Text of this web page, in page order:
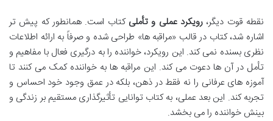
نقطه قوت دیگر، رویکرد عملی و تأملی کتاب است. همانطور که پیش تر
اشاره شد، کتاب در قالب «مراقبه ها» طراحی شده و صرفاً به ارائه اطلاعات
نظری بسنده نمی کند. این رویکرد، خواننده را به درگیری فعال با مفاهیم و
تأمل در آن ها دعوت می کند. این مراقبه ها به خواننده کمک می کنند تا
آموزه های عرفانی را نه فقط در ذهن، بلکه در عمق وجود خود احساس و
تجربه کند. این بعد عملی، به کتاب توانایی تأثیرگذاری مستقیم بر زندگی و
بینش خواننده را می بخشد.